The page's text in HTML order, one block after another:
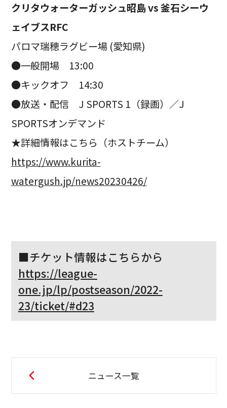
クリタウォーターガッシュ昭島 vs 釜石シーウ
ェイブスRFC
パロマ瑞穂ラグビー場 (愛知県)
●一般開場 13:00
●キックオフ 14:30
●放送・配信 J SPORTS 1（録画）／J
SPORTSオンデマンド
★詳細情報はこちら（ホストチーム）
https://www.kurita-
watergush.jp/news20230426/
■チケット情報はこちらから
https://league-
one.jp/lp/postseason/2022-
23/ticket/#d23
ニュース一覧